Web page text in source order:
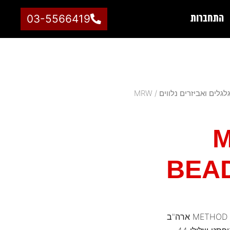
התחברות 03-5566419
גלגלים ואביזרים נלווים
/ MRW